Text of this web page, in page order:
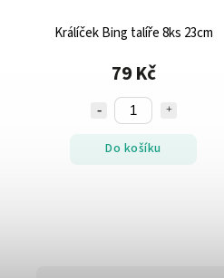
Králíček Bing talíře 8ks 23cm
79 Kč
Do košíku